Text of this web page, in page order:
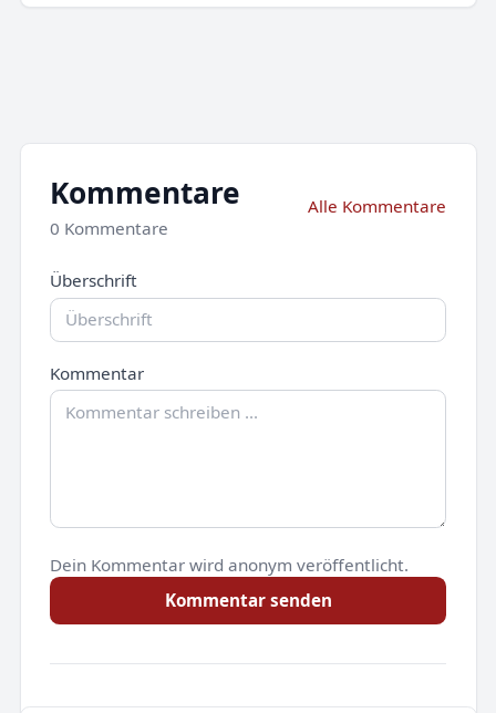
Kommentare
0 Kommentare
Alle Kommentare
Überschrift
Kommentar
Dein Kommentar wird anonym veröffentlicht.
Kommentar senden